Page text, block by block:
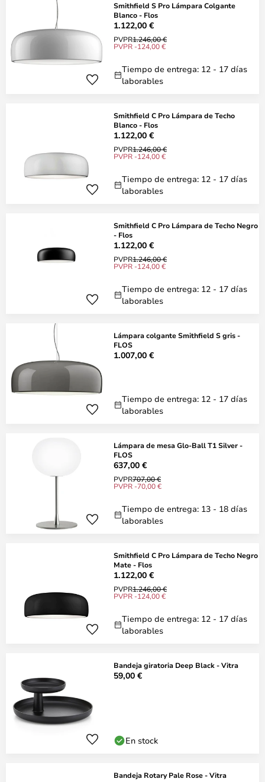
Smithfield S Pro Lámpara Colgante
Blanco - Flos
1.122,00 €
PVPR1.246,00 €
PVPR -124,00 €
Tiempo de entrega: 12 - 17 días
laborables
Smithfield C Pro Lámpara de Techo
Blanco - Flos
1.122,00 €
PVPR1.246,00 €
PVPR -124,00 €
Tiempo de entrega: 12 - 17 días
laborables
Smithfield C Pro Lámpara de Techo Negro
- Flos
1.122,00 €
PVPR1.246,00 €
PVPR -124,00 €
Tiempo de entrega: 12 - 17 días
laborables
Lámpara colgante Smithfield S gris -
FLOS
1.007,00 €
Tiempo de entrega: 12 - 17 días
laborables
Lámpara de mesa Glo-Ball T1 Silver -
FLOS
637,00 €
PVPR707,00 €
PVPR -70,00 €
Tiempo de entrega: 13 - 18 días
laborables
Smithfield C Pro Lámpara de Techo Negro
Mate - Flos
1.122,00 €
PVPR1.246,00 €
PVPR -124,00 €
Tiempo de entrega: 12 - 17 días
laborables
Bandeja giratoria Deep Black - Vitra
59,00 €
En stock
Bandeja Rotary Pale Rose - Vitra